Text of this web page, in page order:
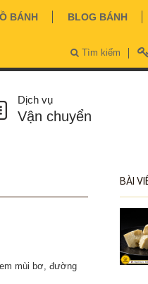
BÁNH BLOG BÁNH
Tìm kiếm
Dịch vụ
Vận chuyển
mùi bơ, đường
BÀI